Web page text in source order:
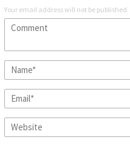
Your email address will not be published.